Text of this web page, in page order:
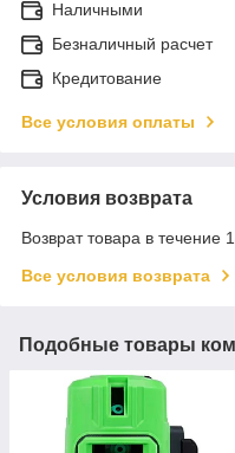
Наличными
Безналичный расчет
Кредитование
Все условия оплаты
Условия возврата
Возврат товара в течение
Все условия возврата
Подобные товары